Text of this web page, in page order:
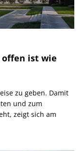
offen ist wie
zu geben. Damit
zeigt sich am